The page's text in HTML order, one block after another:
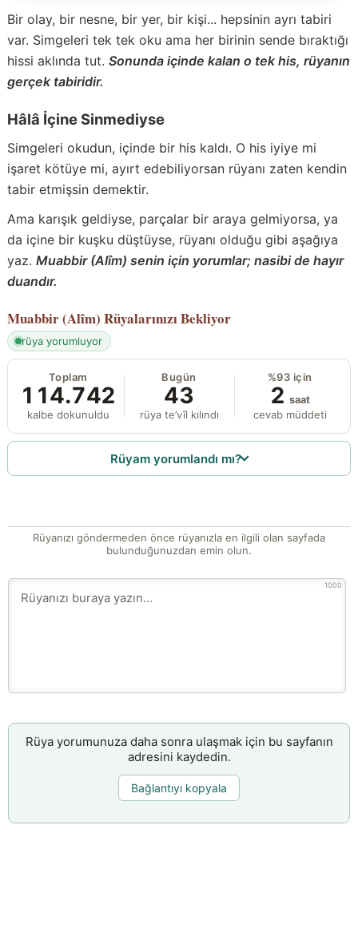
Bir olay, bir nesne, bir yer, bir kişi... hepsinin ayrı tabiri
var. Simgeleri tek tek oku ama her birinin sende bıraktığı
hissi aklında tut. Sonunda içinde kalan o tek his, rüyanın
gerçek tabiridir.
Hâlâ İçine Sinmediyse
Simgeleri okudun, içinde bir his kaldı. O his iyiye mi
işaret kötüye mi, ayırt edebiliyorsan rüyanı zaten kendin
tabir etmişsin demektir.
Ama karışık geldiyse, parçalar bir araya gelmiyorsa, ya
da içine bir kuşku düştüyse, rüyanı olduğu gibi aşağıya
yaz. Muabbir (Alîm) senin için yorumlar; nasibi de hayır
duandır.
Muabbir (Alîm) Rüyalarınızı Bekliyor
rüya yorumluyor
Toplam
114.742
kalbe dokunuldu
Bugün
43
rüya te’vîl kılındı
%93 için
2 saat
cevab müddeti
Rüyam yorumlandı mı?
Rüyanızı göndermeden önce rüyanızla en ilgili olan sayfada
bulunduğunuzdan emin olun.
1000
Rüya yorumunuza daha sonra ulaşmak için bu sayfanın
adresini kaydedin.
Bağlantıyı kopyala